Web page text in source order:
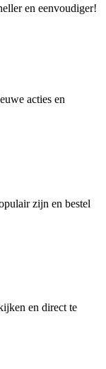
en eenvoudiger!
acties en
zijn en bestel
en direct te